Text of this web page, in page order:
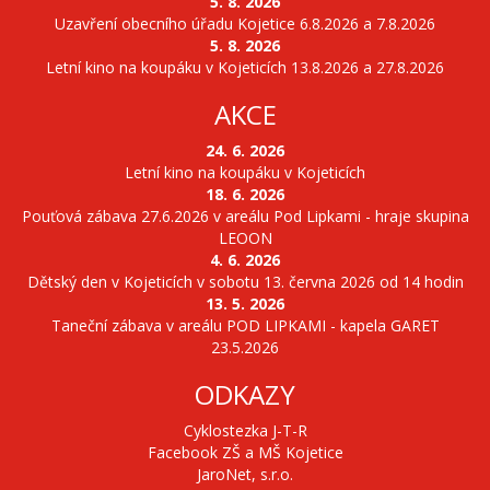
Uzavření obecního úřadu Kojetice 6.8.2026 a 7.8.2026
5. 8. 2026
Letní kino na koupáku v Kojeticích 13.8.2026 a 27.8.2026
AKCE
24. 6. 2026
Letní kino na koupáku v Kojeticích
18. 6. 2026
Pouťová zábava 27.6.2026 v areálu Pod Lipkami - hraje skupina
LEOON
4. 6. 2026
Dětský den v Kojeticích v sobotu 13. června 2026 od 14 hodin
13. 5. 2026
Taneční zábava v areálu POD LIPKAMI - kapela GARET
23.5.2026
ODKAZY
Cyklostezka J-T-R
Facebook ZŠ a MŠ Kojetice
JaroNet, s.r.o.